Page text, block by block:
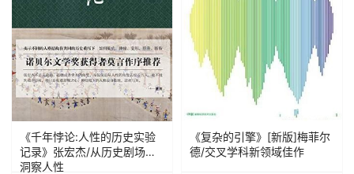
《千年悖论:人性的历史实验
记录》张宏杰/从历史剧场里
洞察人性
《复杂的引擎》[新版]梅菲尔
德/交叉学科新领域佳作